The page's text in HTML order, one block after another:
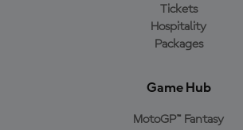
Tickets
Hospitality
Packages
Game Hub
MotoGP™ Fantasy